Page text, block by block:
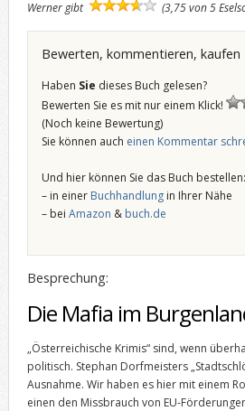
Werner gibt (3,75 von 5
Bewerten, kommentieren, kaufen
Haben Sie dieses Buch gelesen?
Bewerten Sie es mit nur einem Klick!
(Noch keine Bewertung)
Sie können auch einen Kommentar
Und hier können Sie das Buch bestellen:
– in einer Buchhandlungin Ihrer Nähe
– bei Amazon & buch.de
Besprechung:
Die Mafia im
„Österreichische Krimis“ sind, wenn
politisch. Stephan Dorfmeisters
Ausnahme. Wir haben es hier mit einem
einen den Missbrauch von EU-